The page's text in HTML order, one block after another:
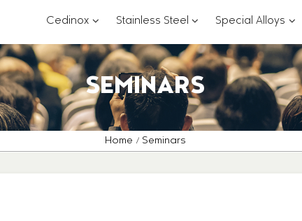
Cedinox???
Stainless Steel ???
Special Alloys ???
SEMINARS
Home Seminars